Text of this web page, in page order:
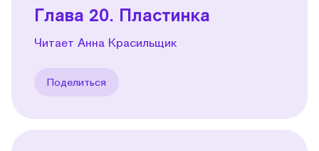
Глава 20. Пластинка
Читает Анна Красильщик
Поделиться